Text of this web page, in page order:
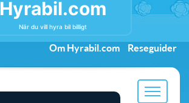
Hyrabil.com
När du vill hyra bil billigt
Om Hyrabil.com Reseguider